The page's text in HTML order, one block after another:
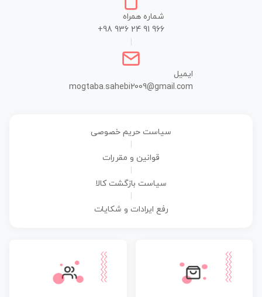
شماره همراه
+98 936 24 91 966
ایمیل
mogtaba.sahebi2009@gmail.com
سیاست حریم خصوصی
قوانین و مقررات
سیاست بازگشت کالا
رفع ایرادات و شکایات